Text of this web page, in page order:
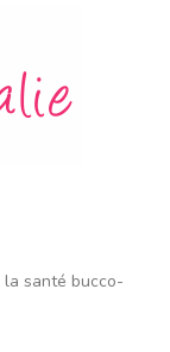
santé bucco-